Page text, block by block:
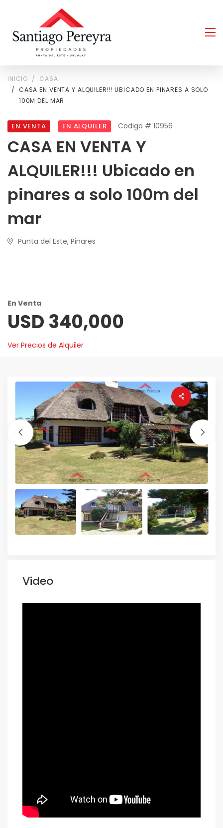
INICIO
CASA
CASA EN VENTA Y ALQUILER!!! UBICADO EN PINARES A SOLO
100M DEL MAR
EN VENTA EN ALQUILER Codigo # 10956
CASA EN VENTA Y
ALQUILER!!! Ubicado en
pinares a solo 100m del
mar
Punta del Este, Pinares
En Venta
USD 340,000
Ver Precios de Alquiler
Video